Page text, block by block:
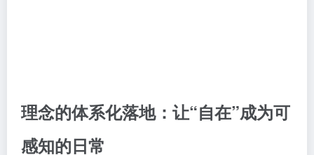
理念的体系化落地：让“自在”成为可
感知的日常